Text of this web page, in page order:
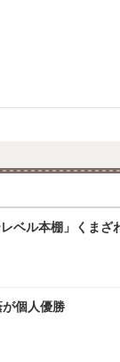
ベル本棚」くまざ
個人優勝